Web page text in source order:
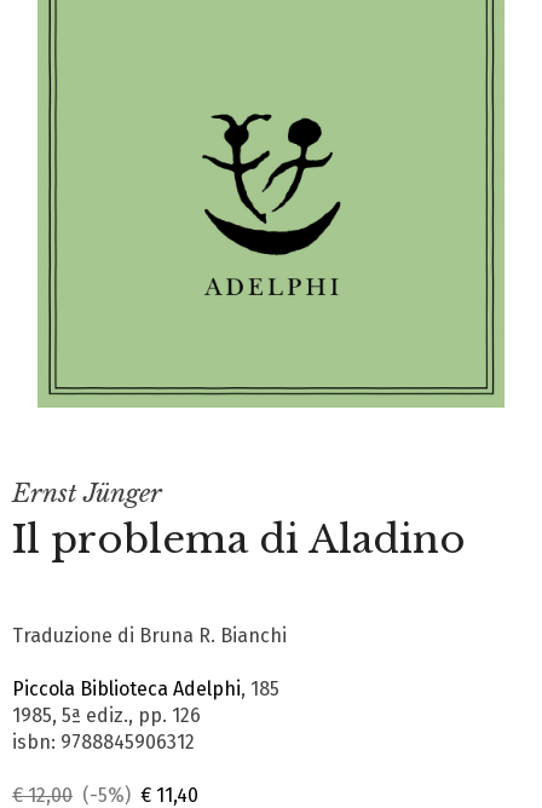
Ernst Jünger
Il problema di Aladino
Traduzione di Bruna R. Bianchi
Piccola Biblioteca Adelphi, 185
1985, 5ª ediz., pp. 126
isbn: 9788845906312
€ 12,00 (-5%) € 11,40